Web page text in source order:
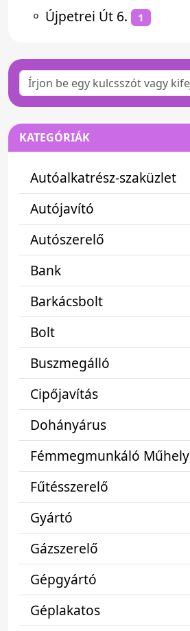
⚬ Újpetrei Út 6. 1
KATEGÓRIÁK
Autóalkatrész-szaküzlet
Autójavító
Autószerelő
Bank
Barkácsbolt
Bolt
Buszmegálló
Cipőjavítás
Dohányárus
Fémmegmunkáló Műhely
Fűtésszerelő
Gyártó
Gázszerelő
Gépgyártó
Géplakatos